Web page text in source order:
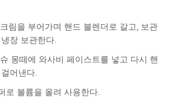
림을 부어가며 핸드 블렌더로 갈고, 보관
장 보관한다.
몽떼에 와사비 페이스트를 넣고 다시 핸
어낸다.
로 볼륨을 올려 사용한다.